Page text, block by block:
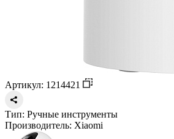
Артикул: 1214421
Тип: Ручные инструменты
Производитель: Xiaomi